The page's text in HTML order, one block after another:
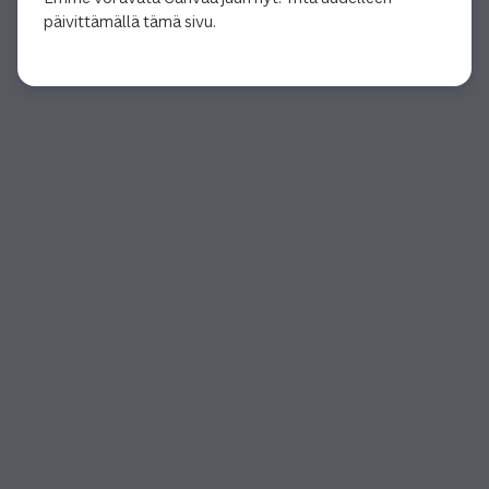
päivittämällä tämä sivu.